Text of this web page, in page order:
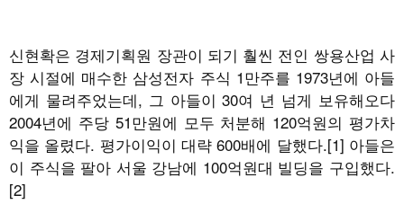
신현확은 경제기획원 장관이 되기 훨씬 전인 쌍용산업 사
장 시절에 매수한 삼성전자 주식 1만주를 1973년에 아들
에게 물려주었는데, 그 아들이 30여 년 넘게 보유해오다
2004년에 주당 51만원에 모두 처분해 120억원의 평가차
익을 올렸다. 평가이익이 대략 600배에 달했다.[1] 아들은
이 주식을 팔아 서울 강남에 100억원대 빌딩을 구입했다.
[2]